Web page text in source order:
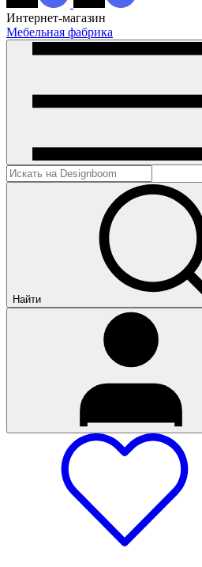
Интернет-магазин
Мебельная фабрика
Найти